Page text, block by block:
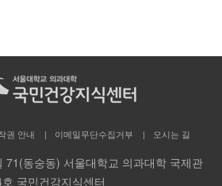
권 안내 이메일무단수집거부 오시는 길
71(동숭동) 서울대학교 의과대학 국제관
국민건강지식센터